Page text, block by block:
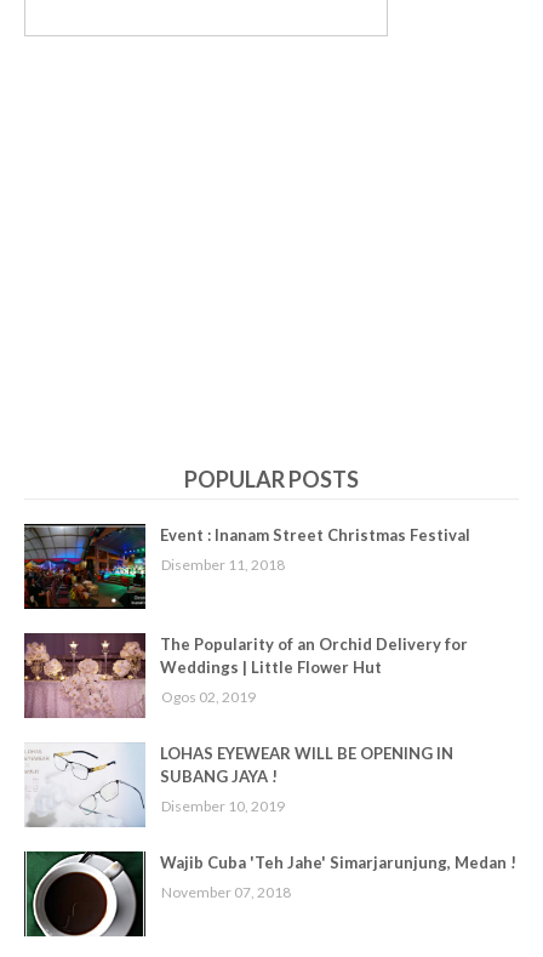
POPULAR POSTS
Event : Inanam Street Christmas Festival
Disember 11, 2018
The Popularity of an Orchid Delivery for
Weddings | Little Flower Hut
Ogos 02, 2019
LOHAS EYEWEAR WILL BE OPENING IN
SUBANG JAYA !
Disember 10, 2019
Wajib Cuba 'Teh Jahe' Simarjarunjung, Medan !
November 07, 2018